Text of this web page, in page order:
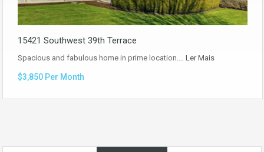
15421 Southwest 39th Terrace
Spacious and fabulous home in prime location.… Ler Mais
$3,850 Per Month